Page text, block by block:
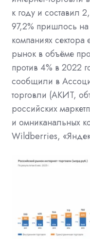
к году и составил
97,2% пришлось на
компаниях
рынок в объёме
против 4% в 2022
сообщили в
торговли (АКИТ,
российских
и омниканальных
Wildberries,